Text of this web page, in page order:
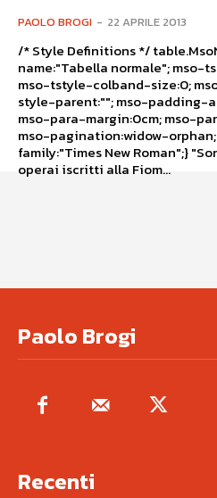
PAOLO BROGI - 22 APRILE 2013
/* Style Definitions */ table.MsoNormalTable {mso-style-
name:"Tabella normale"; mso-tstyle-rowband-size:0;
mso-tstyle-colband-size:0; mso-style-noshow:yes; mso-
style-parent:""; mso-padding-alt:0cm 5.4pt 0cm 5.4pt;
mso-para-margin:0cm; mso-para-margin-bottom:.0001pt;
mso-pagination:widow-orphan; font-size:10.0pt; font-
family:"Times New Roman";} "Sono la moglie di uno dei 19
operai iscritti alla Fiom...
Paolo Brogi
Recenti